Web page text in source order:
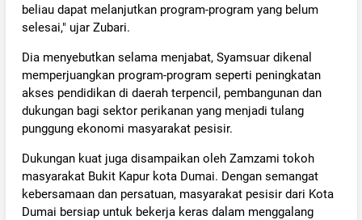
beliau dapat melanjutkan program-program yang belum
selesai," ujar Zubari.
Dia menyebutkan selama menjabat, Syamsuar dikenal
memperjuangkan program-program seperti peningkatan
akses pendidikan di daerah terpencil, pembangunan dan
dukungan bagi sektor perikanan yang menjadi tulang
punggung ekonomi masyarakat pesisir.
Dukungan kuat juga disampaikan oleh Zamzami tokoh
masyarakat Bukit Kapur kota Dumai. Dengan semangat
kebersamaan dan persatuan, masyarakat pesisir dari Kota
Dumai bersiap untuk bekerja keras dalam menggalang